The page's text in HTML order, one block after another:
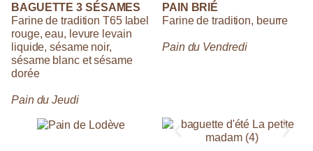
BAGUETTE 3 SÉSAMES
Farine de tradition T65 label
rouge, eau, levure levain
liquide, sésame noir,
sésame blanc et sésame
dorée
Pain du Jeudi
PAIN BRIÉ
Farine de tradition, beurre
Pain du Vendredi